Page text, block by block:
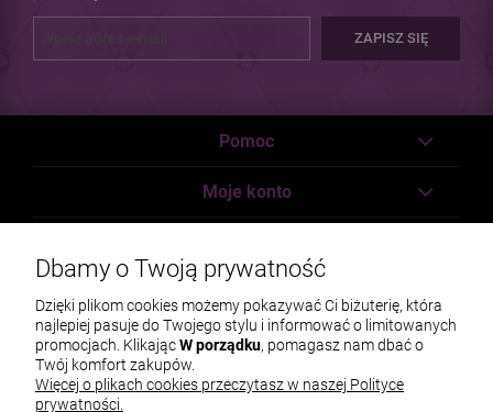
ZAPISZ SIĘ
Pomoc
Moje konto
O nas
Dbamy o Twoją prywatność
Dzięki plikom cookies możemy pokazywać Ci biżuterię, która
najlepiej pasuje do Twojego stylu i informować o limitowanych
promocjach. KlikającW porządku, pomagasz nam dbać o
Twój komfort zakupów.
Więcej o plikach cookies przeczytasz w naszej Polityce
prywatności.